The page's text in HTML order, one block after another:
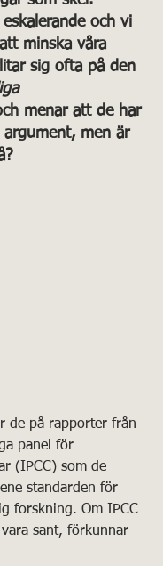
och vi
minska våra
sig ofta på den
menar att de har
men är
de på rapporter från
panel för
(IPCC) som de
standarden för
forskning. Om IPCC
sant, förkunnar